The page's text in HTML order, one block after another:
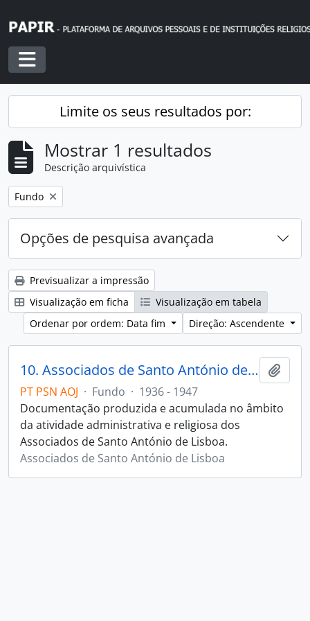
Toggle navigation
Limite os seus resultados por:
Mostrar 1 resultados
Descrição arquivística
Remover filtro:
Fundo
Opções de pesquisa avançada
Previsualizar a impressão
Visualização em ficha
Visualização em tabela
Ordenar por ordem: Data fim
Direção: Ascendente
10. Associados de Santo António de Lisboa
PT PSN AOJ · Fundo · 1936 - 1947
Documentação produzida e acumulada no âmbito
da atividade administrativa e religiosa dos
Associados de Santo António de Lisboa.
Associados de Santo António de Lisboa